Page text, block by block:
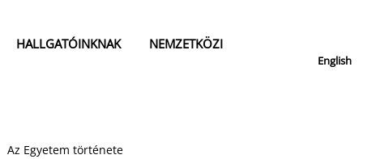
HALLGATÓINKNAK
NEMZETKÖZI
English
Az Egyetem története